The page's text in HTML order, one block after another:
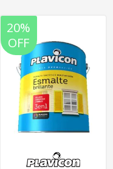
20%
OFF